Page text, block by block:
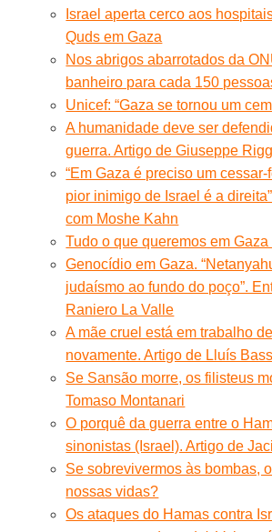
Israel aperta cerco aos
Quds em Gaza
Nos abrigos abarrotados da
banheiro para cada 150
Unicef: “Gaza se tornou um
A humanidade deve ser
guerra. Artigo de Giuseppe
“Em Gaza é preciso um
pior inimigo de Israel é a
com Moshe Kahn
Tudo o que queremos em Gaza
Genocídio em Gaza.
judaísmo ao fundo do poço”.
Raniero La Valle
A mãe cruel está em trabalho
novamente. Artigo de Lluís
Se Sansão morre, os filisteus
Tomaso Montanari
O porquê da guerra entre o
sinonistas (Israel). Artigo de
Se sobrevivermos às bombas,
nossas vidas?
Os ataques do Hamas contra